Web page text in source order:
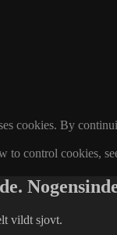
cookies. By
to control cookies,
vildt sjovt.